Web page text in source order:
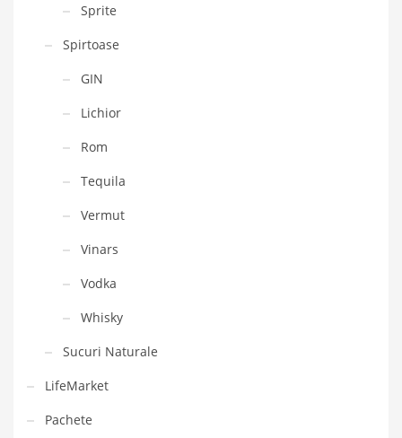
Sprite
Spirtoase
GIN
Lichior
Rom
Tequila
Vermut
Vinars
Vodka
Whisky
Sucuri Naturale
LifeMarket
Pachete